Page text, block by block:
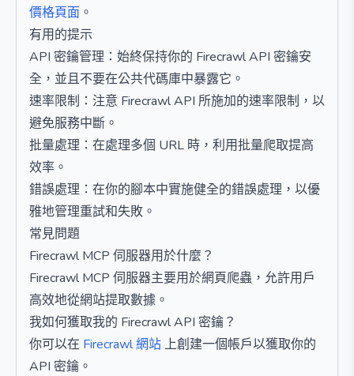
價格頁面 。
有用的提示
API 密鑰管理：始終保持你的 Firecrawl API 密鑰安
全，並且不要在公共代碼庫中暴露它。
速率限制：注意 Firecrawl API 所施加的速率限制，以
避免服務中斷。
批量處理：在處理多個 URL 時，利用批量爬取提高
效率。
錯誤處理：在你的腳本中實施健全的錯誤處理，以優
雅地管理重試和失敗。
常見問題
Firecrawl MCP 伺服器用於什麼？
Firecrawl MCP 伺服器主要用於網頁爬蟲，允許用戶
高效地從網站提取數據。
我如何獲取我的 Firecrawl API 密鑰？
你可以在 Firecrawl 網站上創建一個帳戶以獲取你的
API 密鑰。